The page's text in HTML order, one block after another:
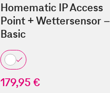
Homematic IP Access
Point + Wettersensor –
Basic
179,95 €